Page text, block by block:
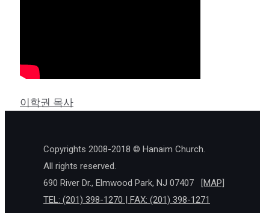
이학권 목사
Copyrights 2008-2018 © Hanaim Church.
All rights reserved.
690 River Dr., Elmwood Park, NJ 07407
[MAP]
TEL: (201) 398-1270 | FAX: (201) 398-1271